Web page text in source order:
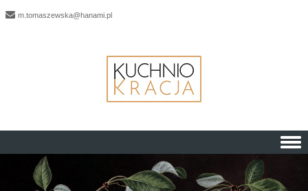
m.tomaszewska@hanami.pl
Skip to content